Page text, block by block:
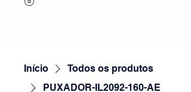
Início
Todos os produtos
PUXADOR-IL2092-160-AE